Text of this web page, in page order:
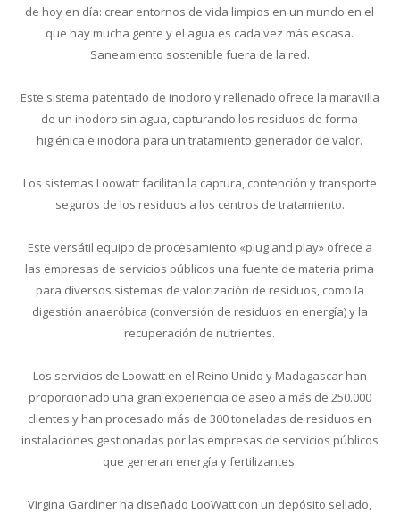
de hoy en día: crear entornos de vida limpios en un mundo en el
que hay mucha gente y el agua es cada vez más escasa.
Saneamiento sostenible fuera de la red.
Este sistema patentado de inodoro y rellenado ofrece la maravilla
de un inodoro sin agua, capturando los residuos de forma
higiénica e inodora para un tratamiento generador de valor.
Los sistemas Loowatt facilitan la captura, contención y transporte
seguros de los residuos a los centros de tratamiento.
Este versátil equipo de procesamiento «plug and play» ofrece a
las empresas de servicios públicos una fuente de materia prima
para diversos sistemas de valorización de residuos, como la
digestión anaeróbica (conversión de residuos en energía) y la
recuperación de nutrientes.
Los servicios de Loowatt en el Reino Unido y Madagascar han
proporcionado una gran experiencia de aseo a más de 250.000
clientes y han procesado más de 300 toneladas de residuos en
instalaciones gestionadas por las empresas de servicios públicos
que generan energía y fertilizantes.
Virgina Gardiner ha diseñado LooWatt con un depósito sellado,